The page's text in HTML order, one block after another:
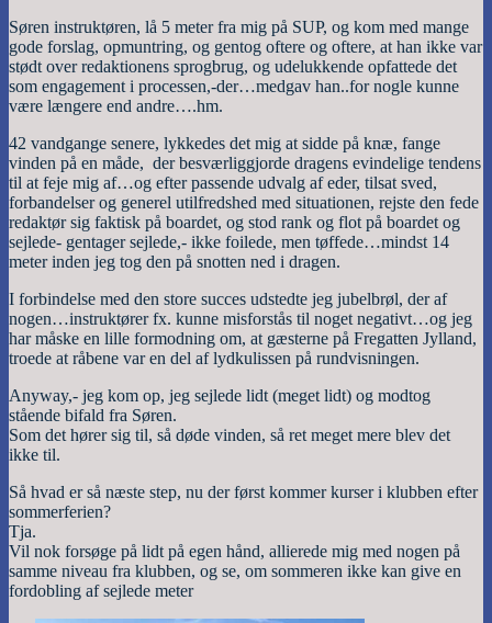
Søren instruktøren, lå 5 meter fra mig på SUP, og kom med mange
gode forslag, opmuntring, og gentog oftere og oftere, at han ikke var
stødt over redaktionens sprogbrug, og udelukkende opfattede det
som engagement i processen,-der…medgav han..for nogle kunne
være længere end andre….hm.
42 vandgange senere, lykkedes det mig at sidde på knæ, fange
vinden på en måde, der besværliggjorde dragens evindelige tendens
til at feje mig af…og efter passende udvalg af eder, tilsat sved,
forbandelser og generel utilfredshed med situationen, rejste den fede
redaktør sig faktisk på boardet, og stod rank og flot på boardet og
sejlede- gentager sejlede,- ikke foilede, men tøffede…mindst 14
meter inden jeg tog den på snotten ned i dragen.
I forbindelse med den store succes udstedte jeg jubelbrøl, der af
nogen…instruktører fx. kunne misforstås til noget negativt…og jeg
har måske en lille formodning om, at gæsterne på Fregatten Jylland,
troede at råbene var en del af lydkulissen på rundvisningen.
Anyway,- jeg kom op, jeg sejlede lidt (meget lidt) og modtog
stående bifald fra Søren.
Som det hører sig til, så døde vinden, så ret meget mere blev det
ikke til.
Så hvad er så næste step, nu der først kommer kurser i klubben efter
sommerferien?
Tja.
Vil nok forsøge på lidt på egen hånd, allierede mig med nogen på
samme niveau fra klubben, og se, om sommeren ikke kan give en
fordobling af sejlede meter